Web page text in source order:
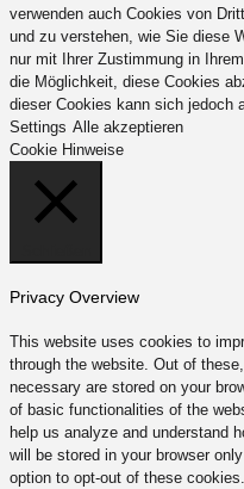
verwenden auch Cookies von
und zu verstehen, wie Sie diese
nur mit Ihrer Zustimmung in
die Möglichkeit, diese Cookies
dieser Cookies kann sich jedoch
Settings Alle akzeptieren
Cookie Hinweise
Privacy Overview
This website uses cookies to
through the website. Out of
necessary are stored on your
of basic functionalities of the
help us analyze and understand
will be stored in your browser
option to opt-out of these